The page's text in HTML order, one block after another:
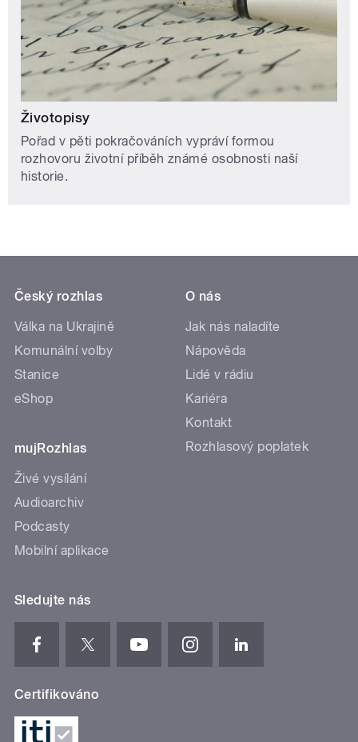
Životopisy
Pořad v pěti pokračováních vypráví formou
rozhovoru životní příběh známé osobnosti naší
historie.
Český rozhlas
Válka na Ukrajině
Komunální volby
Stanice
eShop
mujRozhlas
Živé vysílání
Audioarchiv
Podcasty
Mobilní aplikace
O nás
Jak nás naladíte
Nápověda
Lidé v rádiu
Kariéra
Kontakt
Rozhlasový poplatek
Sledujte nás
Certifikováno